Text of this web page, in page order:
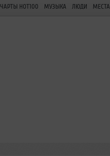
ЧАРТЫ HOT100 МУЗЫКА ЛЮДИ МЕСТА